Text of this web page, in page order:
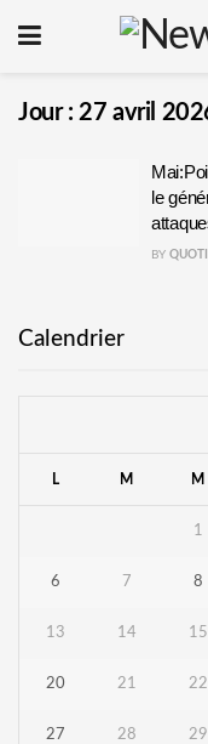
Jour :27 avril
le
BY
Calendrier
L M M
1
6 7 8
13 14 15
20 21 22
27 28 29